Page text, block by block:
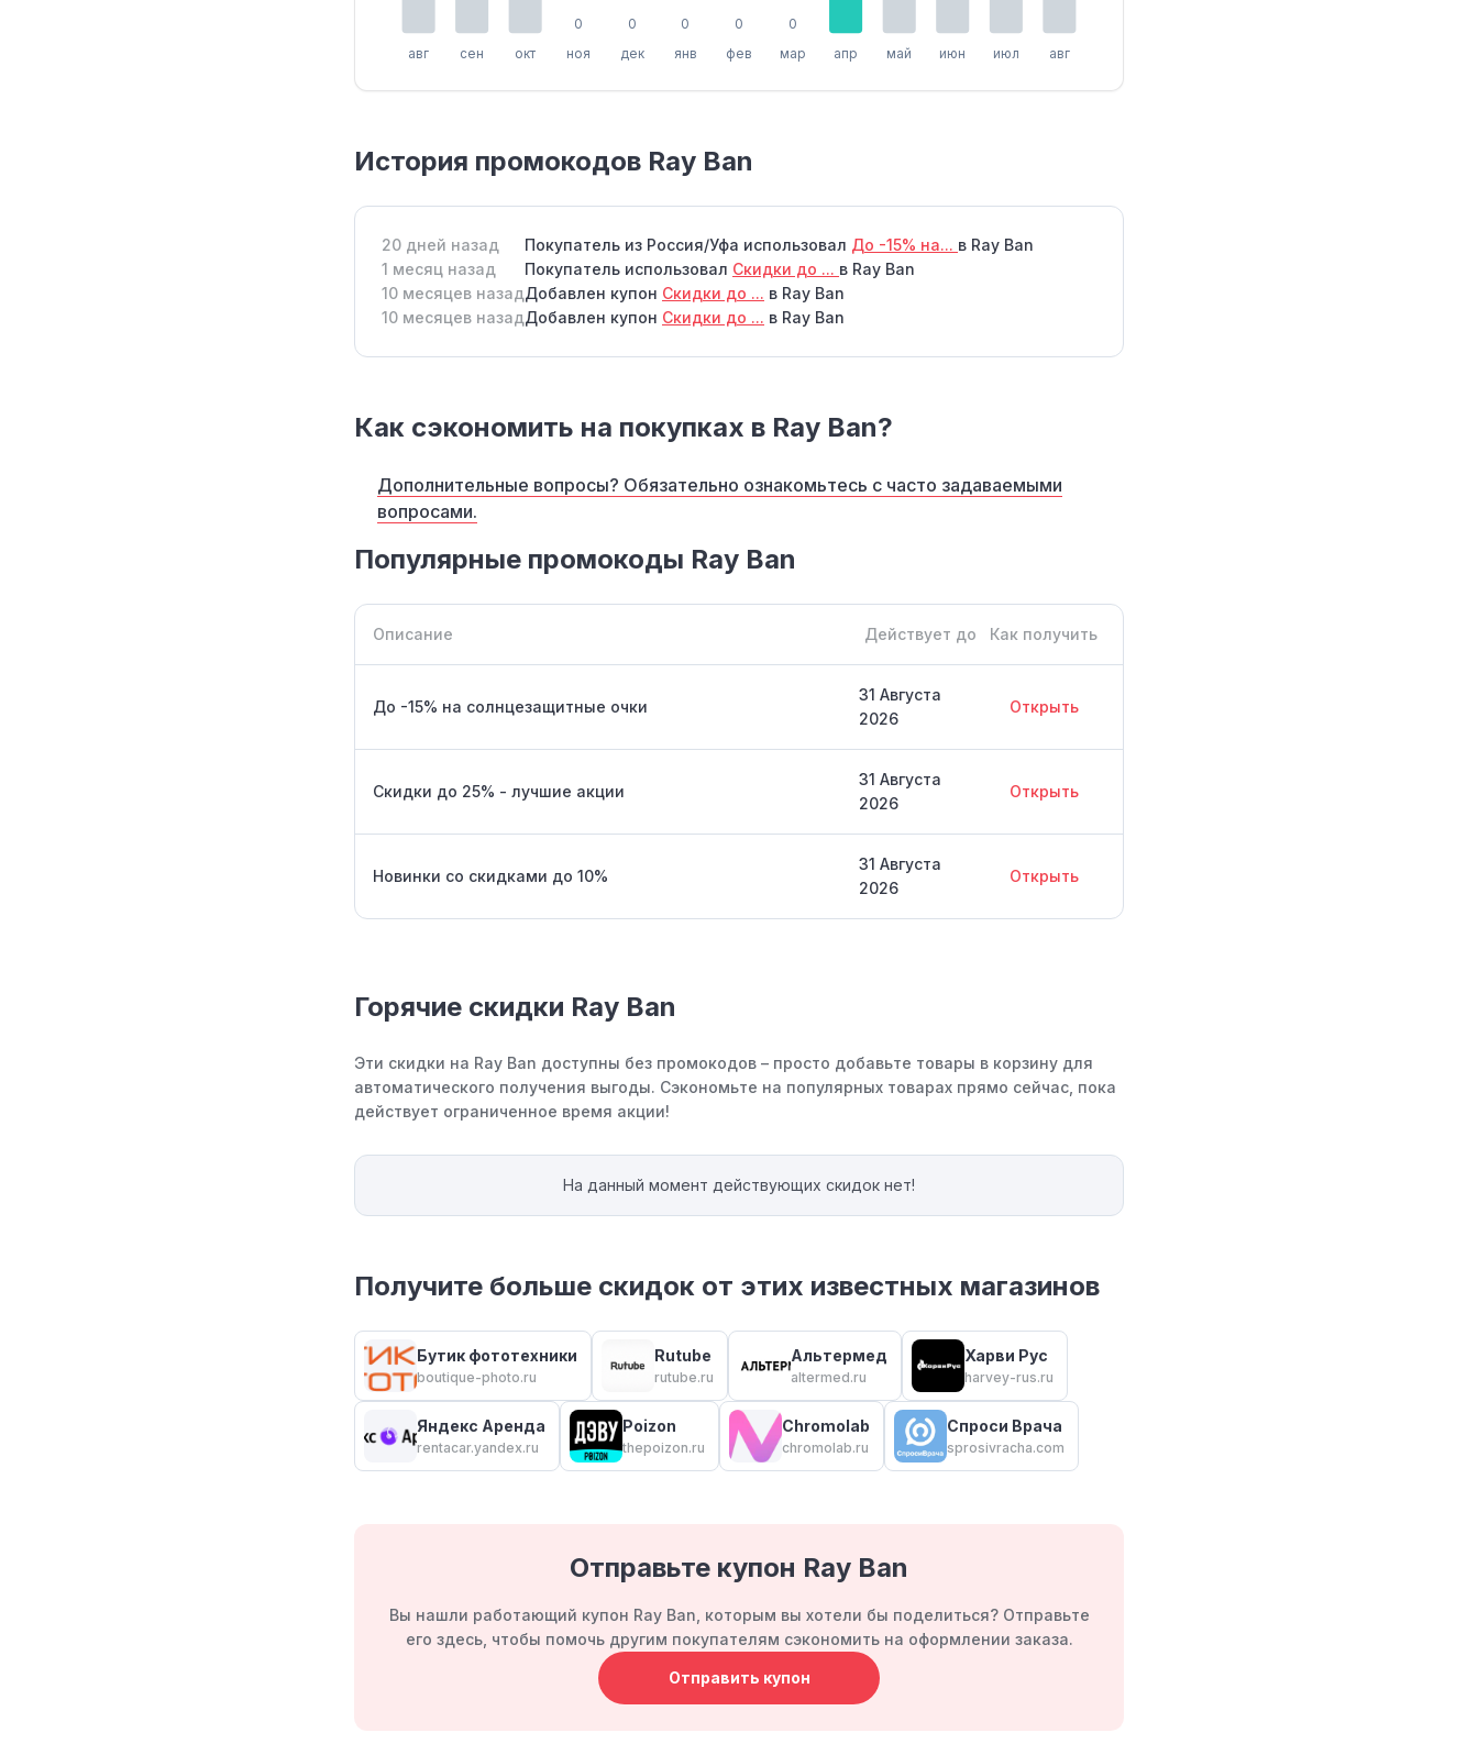
авг сен окт
0
ноя
0
дек
0
янв
0
фев
0
мар апр май июн июл авг
История промокодов Ray Ban
20 дней назад Покупатель из Россия/Уфа использовал До -15% на... в Ray Ban
1 месяц назад
Покупатель использовал Скидки до ... в Ray Ban
10 месяцев назадДобавлен купон Скидки до ... в Ray Ban
10 месяцев назадДобавлен купон Скидки до ... в Ray Ban
Как сэкономить на покупках в Ray Ban?
Дополнительные вопросы? Обязательно ознакомьтесь с часто задаваемыми
вопросами.
Популярные промокоды Ray Ban
Описание Действует до Как получить
До -15% на солнцезащитные очки
31 Августа
2026
Открыть
Скидки до 25% - лучшие акции
31 Августа
2026
Открыть
Новинки со скидками до 10%
31 Августа
2026
Открыть
Горячие скидки Ray Ban
Эти скидки на Ray Ban доступны без промокодов – просто добавьте товары в корзину для
автоматического получения выгоды. Сэкономьте на популярных товарах прямо сейчас, пока
действует ограниченное время акции!
На данный момент действующих скидок нет!
Получите больше скидок от этих известных магазинов
Бутик фототехники
boutique-photo.ru
Rutube
rutube.ru
Альтермед
altermed.ru
Харви Рус
harvey-rus.ru
Яндекс Аренда
rentacar.yandex.ru
Poizon
thepoizon.ru
Chromolab
chromolab.ru
Спроси Врача
sprosivracha.com
Отправьте купон Ray Ban
Вы нашли работающий купон Ray Ban, которым вы хотели бы поделиться? Отправьте
его здесь, чтобы помочь другим покупателям сэкономить на оформлении заказа.
Отправить купон